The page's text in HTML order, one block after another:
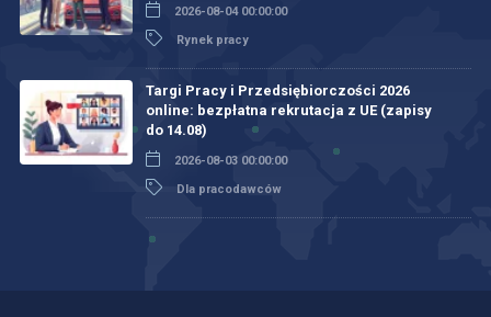
2026-08-04 00:00:00
Rynek pracy
Targi Pracy i Przedsiębiorczości 2026
online: bezpłatna rekrutacja z UE (zapisy
do 14.08)
2026-08-03 00:00:00
Dla pracodawców